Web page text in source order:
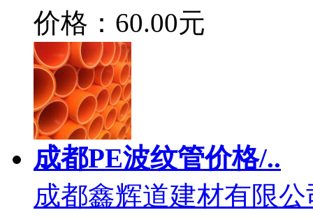
价格：60.00元
成都PE波纹管价格/..
成都鑫辉道建材有限公